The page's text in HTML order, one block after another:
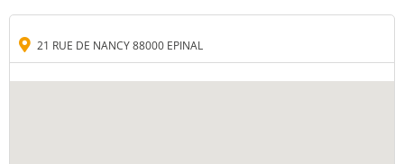
21 RUE DE NANCY 88000 EPINAL